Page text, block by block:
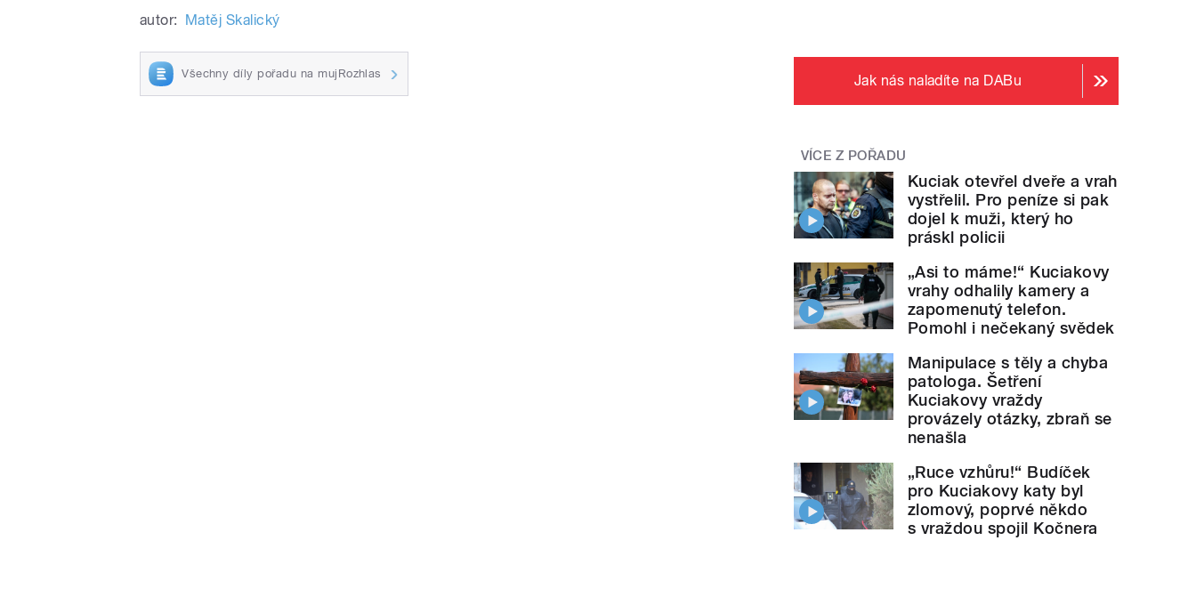
autor: Matěj Skalický
Všechny díly pořadu na mujRozhlas Jak nás naladíte na DABu
VÍCE Z POŘADU
Kuciak otevřel dveře a vrah
vystřelil. Pro peníze si pak
dojel k muži, který ho
práskl policii
„Asi to máme!“ Kuciakovy
vrahy odhalily kamery a
zapomenutý telefon.
Pomohl i nečekaný svědek
Manipulace s těly a chyba
patologa. Šetření
Kuciakovy vraždy
provázely otázky, zbraň se
nenašla
„Ruce vzhůru!“ Budíček
pro Kuciakovy katy byl
zlomový, poprvé někdo
s vraždou spojil Kočnera